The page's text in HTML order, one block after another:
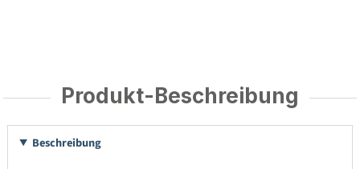
Produkt-Beschreibung
Beschreibung